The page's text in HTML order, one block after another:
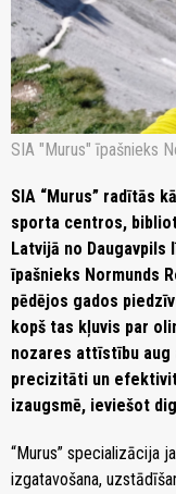
SIA "Murus" īpašnieks
SIA “Murus” radītās
sporta centros,
Latvijā no Daugavpils
īpašnieks Normunds
pēdējos gados
kopš tas kļuvis par
nozares attīstību
precizitāti un
izaugsmē, ieviešot
“Murus” specializācija
izgatavošana,